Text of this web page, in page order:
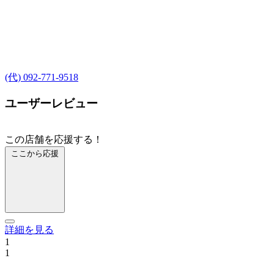
(代) 092-771-9518
ユーザーレビュー
この店舗を応援する！
ここから応援
詳細を見る
1
1